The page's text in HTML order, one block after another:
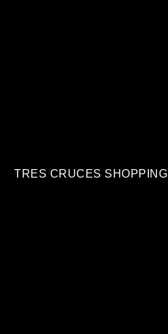
TRES CRUCES SHOPPING